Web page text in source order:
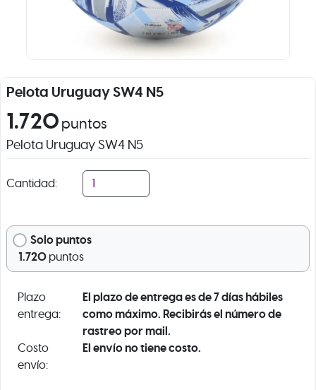
Pelota Uruguay SW4 N5
1.720 puntos
Pelota Uruguay SW4 N5
Cantidad:
Solo puntos
1.720 puntos
Plazo
entrega:
El plazo de entrega es de 7 días hábiles
como máximo. Recibirás el número de
rastreo por mail.
Costo
envío:
El envío no tiene costo.